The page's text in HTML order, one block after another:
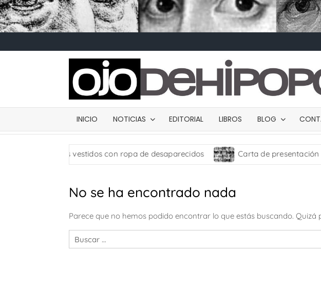
INICIO NOTICIAS EDITORIAL LIBROS BLOG
muñecos vestidos con ropa de desaparecidos Carta de presentación
No se ha encontrado nada
Parece que no hemos podido encontrar lo que estás buscando.